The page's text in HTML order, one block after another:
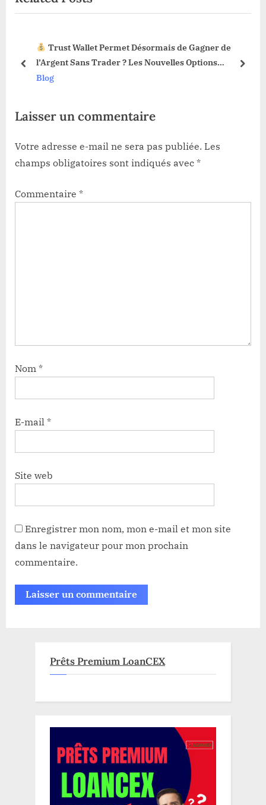
P
t
P
Trust Wallet Permet Désormais de Gagner de
l’Argent Sans Trader ? Les Nouvelles Options
Dévoilées !
Blog
prev next
Laisser un commentaire
Votre adresse e-mail ne sera pas publiée. Les
champs obligatoires sont indiqués avec *
Commentaire *
Nom *
E-mail *
Site web
Enregistrer mon nom, mon e-mail et mon site
dans le navigateur pour mon prochain
commentaire.
Prêts Premium LoanCEX